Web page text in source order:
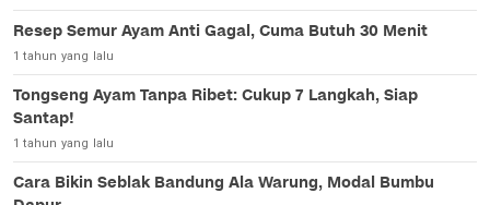
Resep Semur Ayam Anti Gagal, Cuma Butuh 30 Menit
1 tahun yang lalu
Tongseng Ayam Tanpa Ribet: Cukup 7 Langkah, Siap
Santap!
1 tahun yang lalu
Cara Bikin Seblak Bandung Ala Warung, Modal Bumbu